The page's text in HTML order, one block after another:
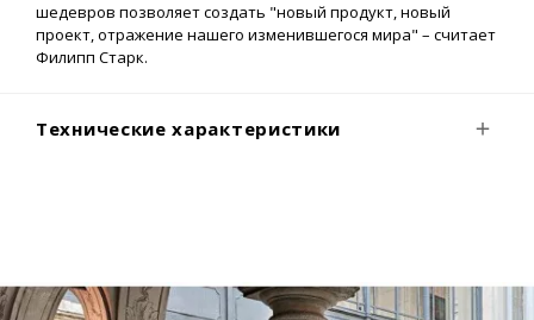
шедевров позволяет создать "новый продукт, новый
проект, отражение нашего изменившегося мира" – считает
Филипп Старк.
Технические характеристики